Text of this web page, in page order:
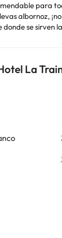
para
albornoz,
se sirven
La